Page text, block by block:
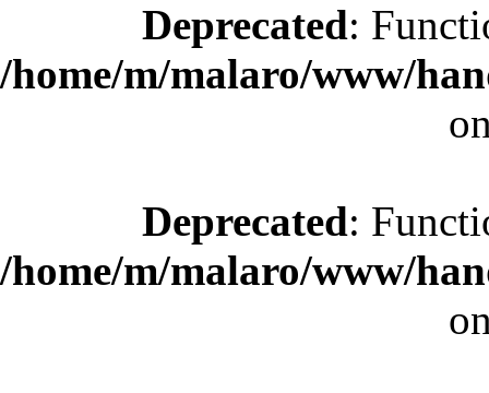
Deprecated:
/home/m/malaro/www/
Deprecated:
/home/m/malaro/www/